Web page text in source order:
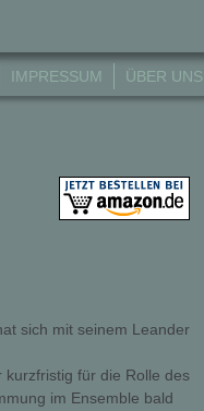
IMPRESSUM ÜBER UNS
sich mit seinem Leander
für die Rolle des
im Ensemble bald